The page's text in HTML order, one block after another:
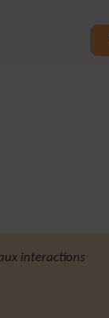
interactions